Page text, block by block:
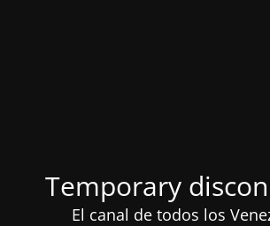
Temporary
El canal de todos los